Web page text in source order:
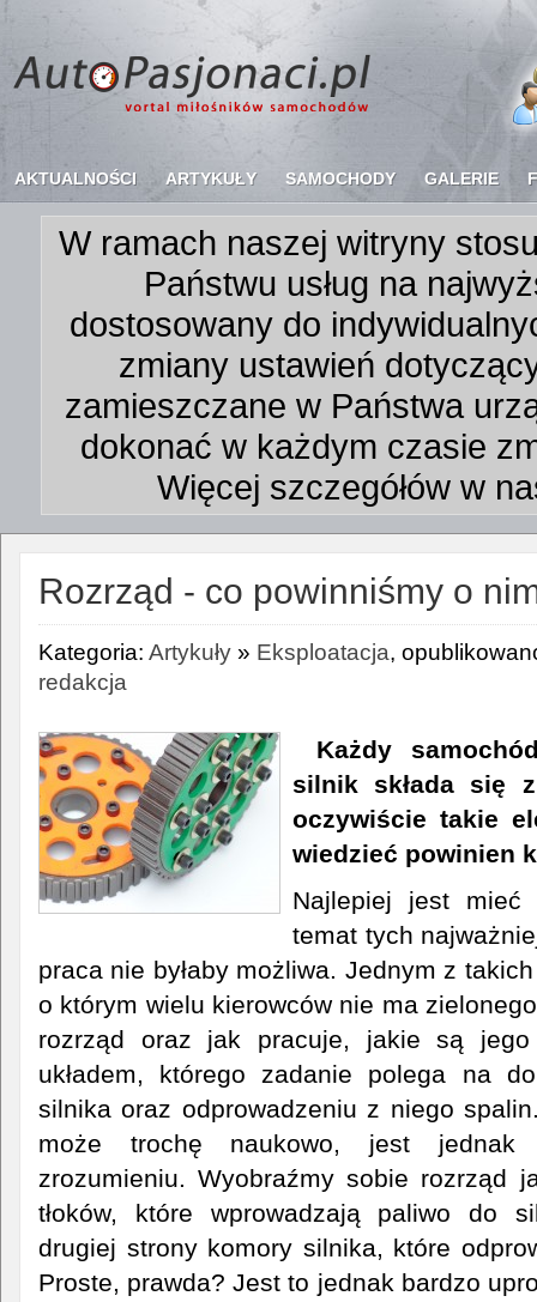
AKTUALNOŚCI ARTYKUŁY SAMOCHODY GALERIE
W ramach naszej witryny
Państwu usług na
dostosowany do
zmiany ustawień
zamieszczane w Państwa
dokonać w każdym czasie
Więcej szczegółów w
Rozrząd - co powinniśmy o
Kategoria: Artykuły » Eksploatacja,
redakcja
Każdy
silnik składa się
oczywiście takie
wiedzieć powinien
Najlepiej jest mieć
temat tych
praca nie byłaby możliwa. Jednym z
o którym wielu kierowców nie ma
rozrząd oraz jak pracuje, jakie są
układem, którego zadanie polega na
silnika oraz odprowadzeniu z niego
może trochę naukowo, jest jednak
zrozumieniu. Wyobraźmy sobie rozrząd
tłoków, które wprowadzają paliwo do
drugiej strony komory silnika, które
Proste, prawda? Jest to jednak bardzo